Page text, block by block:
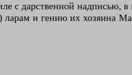
с дарственной надписью, в
и гению их хозяина